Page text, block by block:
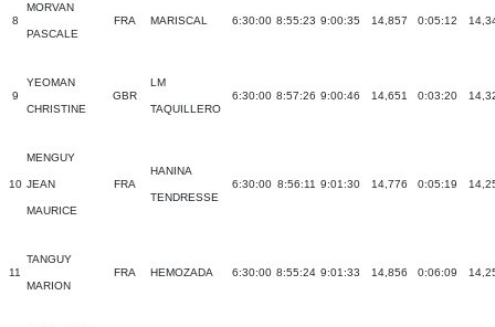
8
MORVAN
PASCALE
FRA MARISCAL 6:30:00 8:55:23 9:00:35 14,857 0:05:12
9
YEOMAN
CHRISTINE
GBR
LM
TAQUILLERO
6:30:00 8:57:26 9:00:46 14,651 0:03:20
10
MENGUY
JEAN
MAURICE
FRA
HANINA
TENDRESSE
6:30:00 8:56:11 9:01:30 14,776 0:05:19
11
TANGUY
MARION
FRA HEMOZADA 6:30:00 8:55:24 9:01:33 14,856 0:06:09